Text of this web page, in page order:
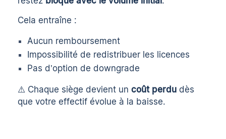
Cela entraîne :
Aucun remboursement
Impossibilité de redistribuer les licences
Pas d’option de downgrade
⚠️ Chaque siège devient uncoût perdu dès
que votre effectif évolue à la baisse.